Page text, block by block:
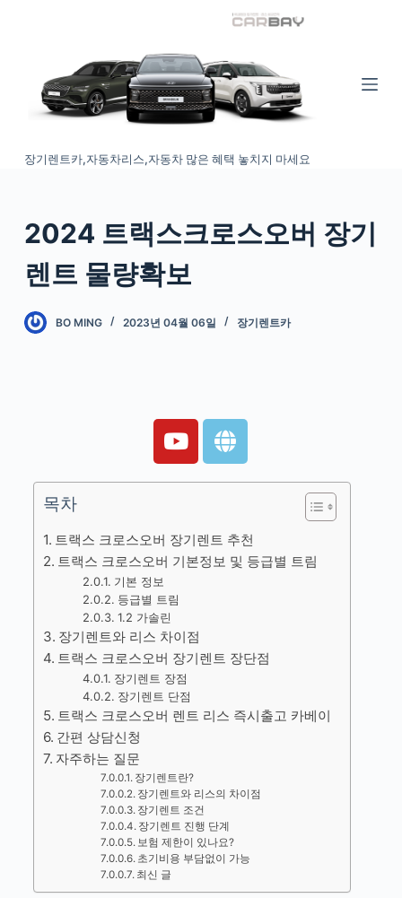
c장기렌트카,자동차리스,자동차 많은 혜택 놓치지 마세요
2024 트랙스크로스오버 장기
렌트 물량확보
BO MING 2023년 04월 06일 장기렌트카
목차
트랙스 크로스오버 장기렌트 추천
트랙스 크로스오버 기본정보 및 등급별 트림
기본 정보
등급별 트림
1.2 가솔린
장기렌트와 리스 차이점
트랙스 크로스오버 장기렌트 장단점
장기렌트 장점
장기렌트 단점
트랙스 크로스오버 렌트 리스 즉시출고 카베이
간편 상담신청
자주하는 질문
장기렌트란?
장기렌트와 리스의 차이점
장기렌트 조건
장기렌트 진행 단계
보험 제한이 있나요?
초기비용 부담없이 가능
최신 글